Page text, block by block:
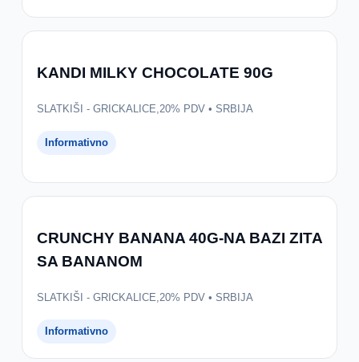
KANDI MILKY CHOCOLATE 90G
SLATKIŠI - GRICKALICE,20% PDV • SRBIJA
Informativno
CRUNCHY BANANA 40G-NA BAZI ZITA
SA BANANOM
SLATKIŠI - GRICKALICE,20% PDV • SRBIJA
Informativno